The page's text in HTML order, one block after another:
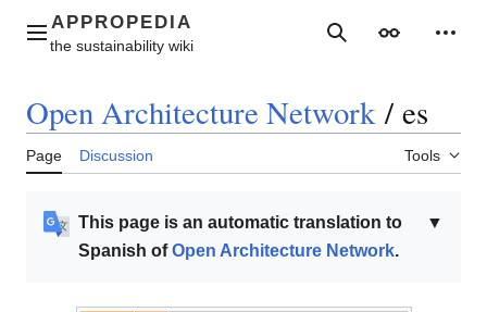
contentMain menu SearchAppearance
Open Architecture Network / es
Page Discussion Tools
▼
This page is an automatic translation to
Spanish ofOpen Architecture Network.